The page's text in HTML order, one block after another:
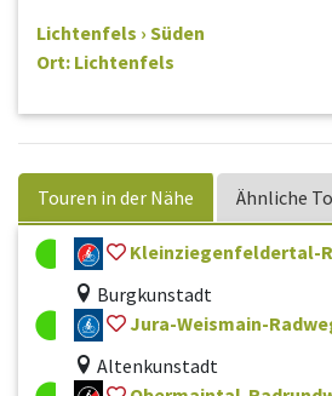
Lichtenfels › Süden
Ort: Lichtenfels
Touren in der Nähe Ähnliche
Kleinziegenfeldertal-
Burgkunstadt
Jura-Weismain-
Altenkunstadt